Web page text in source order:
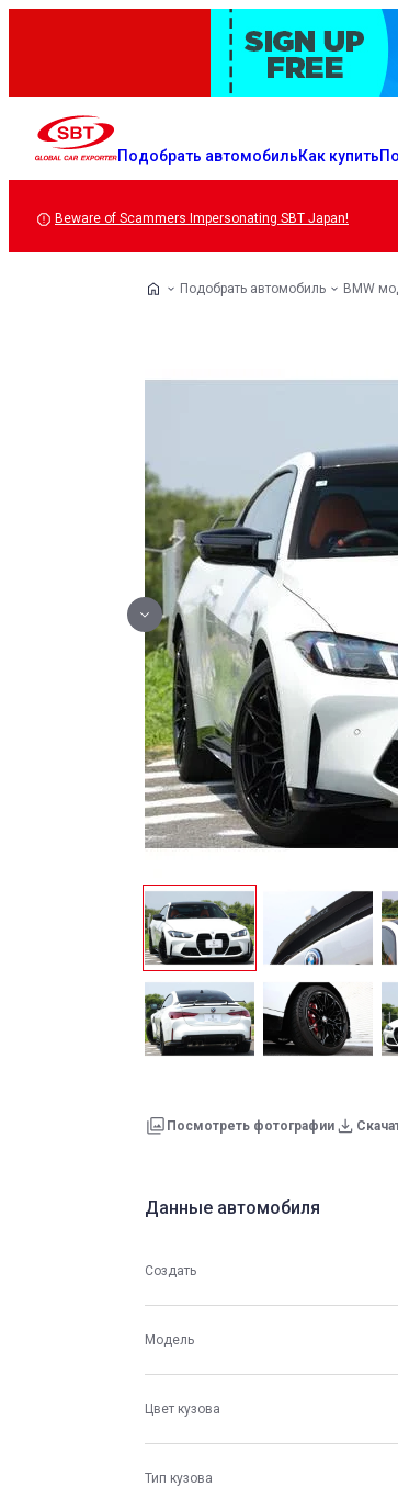
Подобрать автомобильКак купить
Beware of Scammers Impersonating SBT Japan!
Подобрать автомобиль BMW
Посмотреть фотографии
Данные автомобиля
Создать
Модель
Цвет кузова
Тип кузова